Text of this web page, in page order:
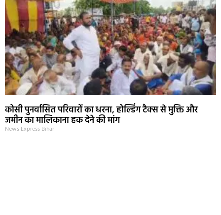
कोसी पुनर्वासित परिवारों का धरना, होल्डिंग टैक्स से मुक्ति और
जमीन का मालिकाना हक देने की मांग
News Express Bihar